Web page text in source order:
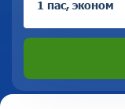
1 пас, эконом